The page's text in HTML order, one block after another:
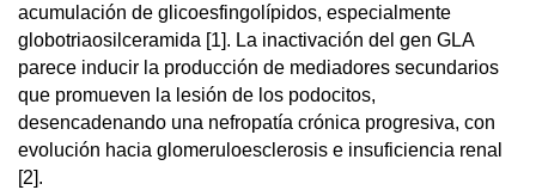
acumulación de glicoesfingolípidos, especialmente
globotriaosilceramida [1]. La inactivación del gen GLA
parece inducir la producción de mediadores secundarios
que promueven la lesión de los podocitos,
desencadenando una nefropatía crónica progresiva, con
evolución hacia glomeruloesclerosis e insuficiencia renal
[2].